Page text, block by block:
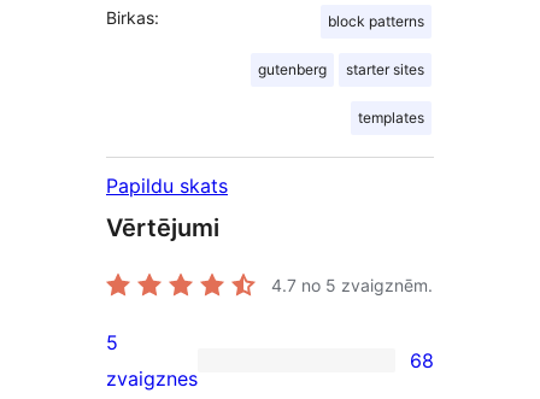
Birkas: block patterns
gutenberg starter sites
templates
Papildu skats
Vērtējumi
4.7 no 5 zvaigznēm.
68
5
zvaigznes
68